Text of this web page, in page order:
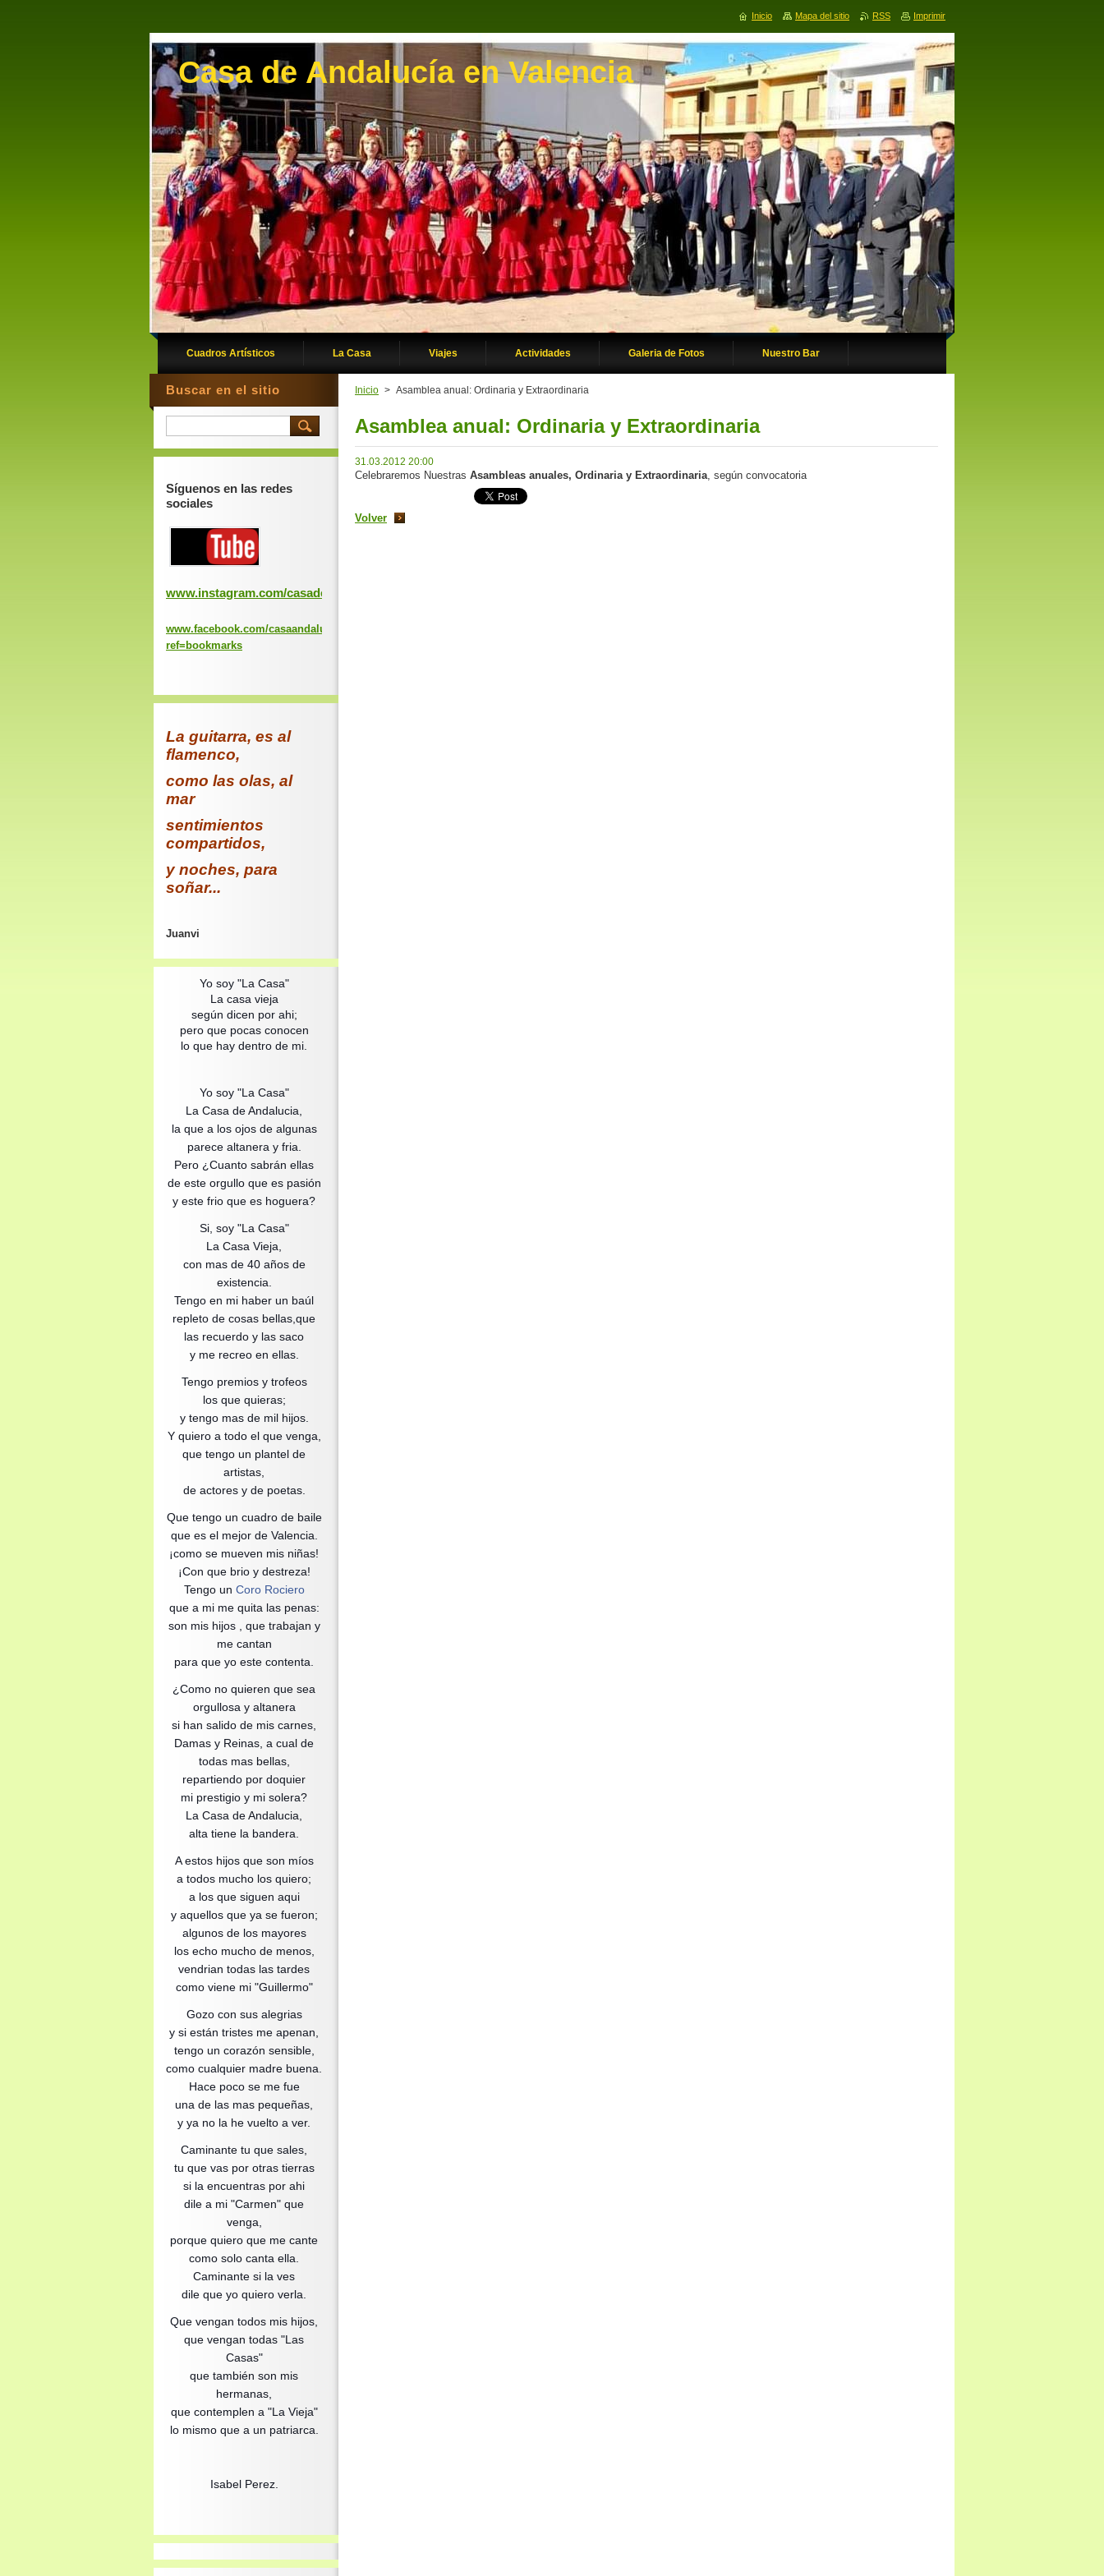
Casa de Andalucía en Valencia
Cuadros Artísticos La Casa Viajes Actividades Galeria de Fotos Nuestro Bar
Inicio > Asamblea anual: Ordinaria y Extraordinaria
Asamblea anual: Ordinaria y Extraordinaria
31.03.2012 20:00
Celebraremos Nuestras Asambleas anuales, Ordinaria y Extraordinaria, según convocatoria
Volver
Buscar en el sitio
Síguenos en las redes
sociales
www.instagram.com/casadeandaluciadevalencia/
www.facebook.com/casaandaluciavalencia1950/?
ref=bookmarks
La guitarra, es al
flamenco,
como las olas, al
mar
sentimientos
compartidos,
y noches, para
soñar...
Juanvi
Yo soy "La Casa"
La casa vieja
según dicen por ahi;
pero que pocas conocen
lo que hay dentro de mi.
Yo soy "La Casa"
La Casa de Andalucia,
la que a los ojos de algunas
parece altanera y fria.
Pero ¿Cuanto sabrán ellas
de este orgullo que es pasión
y este frio que es hoguera?
Si, soy "La Casa"
La Casa Vieja,
con mas de 40 años de
existencia.
Tengo en mi haber un baúl
repleto de cosas bellas,que
las recuerdo y las saco
y me recreo en ellas.
Tengo premios y trofeos
los que quieras;
y tengo mas de mil hijos.
Y quiero a todo el que venga,
que tengo un plantel de
artistas,
de actores y de poetas.
Que tengo un cuadro de baile
que es el mejor de Valencia.
¡como se mueven mis niñas!
¡Con que brio y destreza!
Tengo un Coro Rociero
que a mi me quita las penas:
son mis hijos , que trabajan y
me cantan
para que yo este contenta.
¿Como no quieren que sea
orgullosa y altanera
si han salido de mis carnes,
Damas y Reinas, a cual de
todas mas bellas,
repartiendo por doquier
mi prestigio y mi solera?
La Casa de Andalucia,
alta tiene la bandera.
A estos hijos que son míos
a todos mucho los quiero;
a los que siguen aqui
y aquellos que ya se fueron;
algunos de los mayores
los echo mucho de menos,
vendrian todas las tardes
como viene mi "Guillermo"
Gozo con sus alegrias
y si están tristes me apenan,
tengo un corazón sensible,
como cualquier madre buena.
Hace poco se me fue
una de las mas pequeñas,
y ya no la he vuelto a ver.
Caminante tu que sales,
tu que vas por otras tierras
si la encuentras por ahi
dile a mi "Carmen" que
venga,
porque quiero que me cante
como solo canta ella.
Caminante si la ves
dile que yo quiero verla.
Que vengan todos mis hijos,
que vengan todas "Las
Casas"
que también son mis
hermanas,
que contemplen a "La Vieja"
lo mismo que a un patriarca.
Isabel Perez.
Inicio Mapa del sitio RSS Imprimir